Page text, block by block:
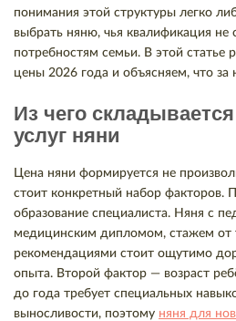
понимания этой структуры легко
выбрать няню, чья квалификация не
потребностям семьи. В этой статье
цены 2026 года и объясняем, что за
Из чего
услуг няни
Цена няни формируется не
стоит конкретный набор факторов.
образование специалиста. Няня с
медицинским дипломом, стажем от
рекомендациями стоит ощутимо
опыта. Второй фактор — возраст
до года требует специальных
выносливости, поэтому няня для